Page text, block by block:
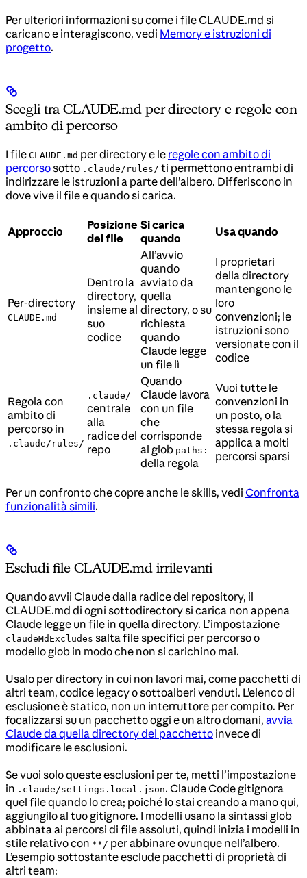
Per ulteriori informazioni su come i file CLAUDE.md si
caricano e interagiscono, vedi Memory e istruzioni di
progetto.
Scegli tra CLAUDE.md per directory e regole con
ambito di percorso
I file CLAUDE.md per directory e le regole con ambito di
percorsosotto .claude/rules/ ti permettono entrambi di
indirizzare le istruzioni a parte dell’albero. Differiscono in
dove vive il file e quando si carica.
Approccio
Posizione
del file
Si carica
quando
Usa quando
Per-directory
CLAUDE.md
Dentro la
directory,
insieme al
suo
codice
All’avvio
quando
avviato da
quella
directory, o su
richiesta
quando
Claude legge
un file lì
I proprietari
della directory
mantengono le
loro
convenzioni; le
istruzioni sono
versionate con il
codice
Regola con
ambito di
percorso in
.claude/rules/
.claude/
centrale
alla
radice del
repo
Quando
Claude lavora
con un file
che
corrisponde
al glob paths:
della regola
Vuoi tutte le
convenzioni in
un posto, o la
stessa regola si
applica a molti
percorsi sparsi
Per un confronto che copre anche le skills, vedi Confronta
funzionalità simili.
Escludi file CLAUDE.md irrilevanti
Quando avvii Claude dalla radice del repository, il
CLAUDE.md di ogni sottodirectory si carica non appena
Claude legge un file in quella directory. L’impostazione
claudeMdExcludes salta file specifici per percorso o
modello glob in modo che non si carichino mai.
Usalo per directory in cui non lavori mai, come pacchetti di
altri team, codice legacy o sottoalberi venduti. L’elenco di
esclusione è statico, non un interruttore per compito. Per
focalizzarsi su un pacchetto oggi e un altro domani, avvia
Claude da quella directory del pacchetto invece di
modificare le esclusioni.
Se vuoi solo queste esclusioni per te, metti l’impostazione
in .claude/settings.local.json. Claude Code gitignora
quel file quando lo crea; poiché lo stai creando a mano qui,
aggiungilo al tuo gitignore. I modelli usano la sintassi glob
abbinata ai percorsi di file assoluti, quindi inizia i modelli in
stile relativo con **/ per abbinare ovunque nell’albero.
L’esempio sottostante esclude pacchetti di proprietà di
altri team: